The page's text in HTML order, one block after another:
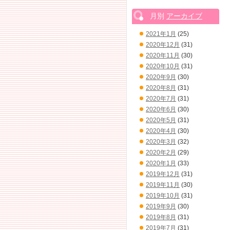
月別 アーカイブ
2021年1月 (25)
2020年12月 (31)
2020年11月 (30)
2020年10月 (31)
2020年9月 (30)
2020年8月 (31)
2020年7月 (31)
2020年6月 (30)
2020年5月 (31)
2020年4月 (30)
2020年3月 (32)
2020年2月 (29)
2020年1月 (33)
2019年12月 (31)
2019年11月 (30)
2019年10月 (31)
2019年9月 (30)
2019年8月 (31)
2019年7月 (31)